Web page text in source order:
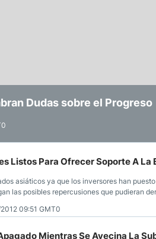
Libre (MELI)
AccionesDudas sobre el Progreso
de EE. UU. Alcanzan
Listos Para Ofrecer Soporte A La
asiáticos ya que los inversores han
las posibles repercusiones que pudieran
09:51 GMT0
Mientras Se Avecina La